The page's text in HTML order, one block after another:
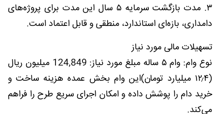
۳. مدت بازگشت سرمایه ۵ سال این مدت برای پروژه‌های
دامداری، بازه‌ای استاندارد، منطقی و قابل اعتماد است.
تسهیلات مالی مورد نیاز
نوع وام: وام ۵ ساله مبلغ مورد نیاز: 124,849 میلیون ریال
(۱۲٫۴ میلیارد تومان)این وام بخش عمده هزینه ساخت و
خرید دام را پوشش داده و امکان اجرای سریع طرح را فراهم
می‌کند.